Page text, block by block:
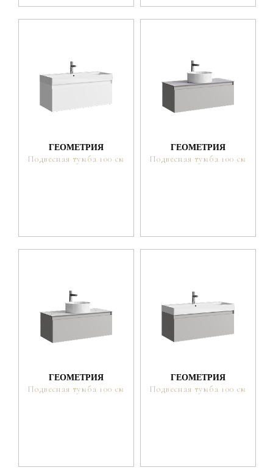
ГЕОМЕТРИЯ
Подвесная тумба 100 см
ГЕОМЕТРИЯ
Подвесная тумба 100 см
ГЕОМЕТРИЯ
Подвесная тумба 100 см
ГЕОМЕТРИЯ
Подвесная тумба 100 см